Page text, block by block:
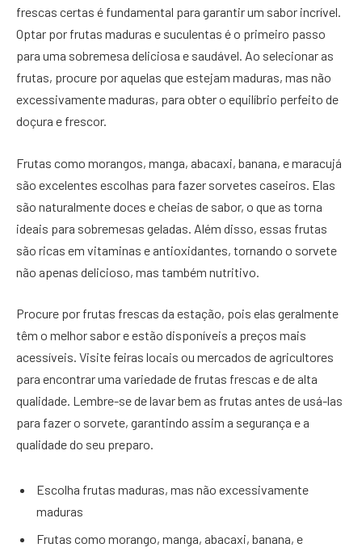
frescas certas é fundamental para garantir um sabor incrível.
Optar por frutas maduras e suculentas é o primeiro passo
para uma sobremesa deliciosa e saudável. Ao selecionar as
frutas, procure por aquelas que estejam maduras, mas não
excessivamente maduras, para obter o equilíbrio perfeito de
doçura e frescor.
Frutas como morangos, manga, abacaxi, banana, e maracujá
são excelentes escolhas para fazer sorvetes caseiros. Elas
são naturalmente doces e cheias de sabor, o que as torna
ideais para sobremesas geladas. Além disso, essas frutas
são ricas em vitaminas e antioxidantes, tornando o sorvete
não apenas delicioso, mas também nutritivo.
Procure por frutas frescas da estação, pois elas geralmente
têm o melhor sabor e estão disponíveis a preços mais
acessíveis. Visite feiras locais ou mercados de agricultores
para encontrar uma variedade de frutas frescas e de alta
qualidade. Lembre-se de lavar bem as frutas antes de usá-las
para fazer o sorvete, garantindo assim a segurança e a
qualidade do seu preparo.
Escolha frutas maduras, mas não excessivamente
maduras
Frutas como morango, manga, abacaxi, banana, e